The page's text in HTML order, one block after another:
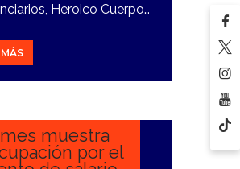
Heroico Cuerpo…
muestra
por el